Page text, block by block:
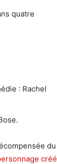
quatre
: Rachel
du
créé